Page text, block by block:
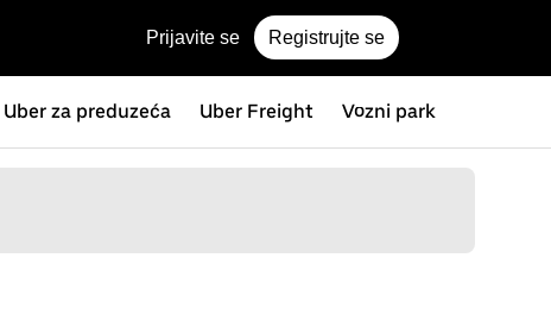
Prijavite se Registrujte se
Uber za preduzeća Uber Freight Vozni park